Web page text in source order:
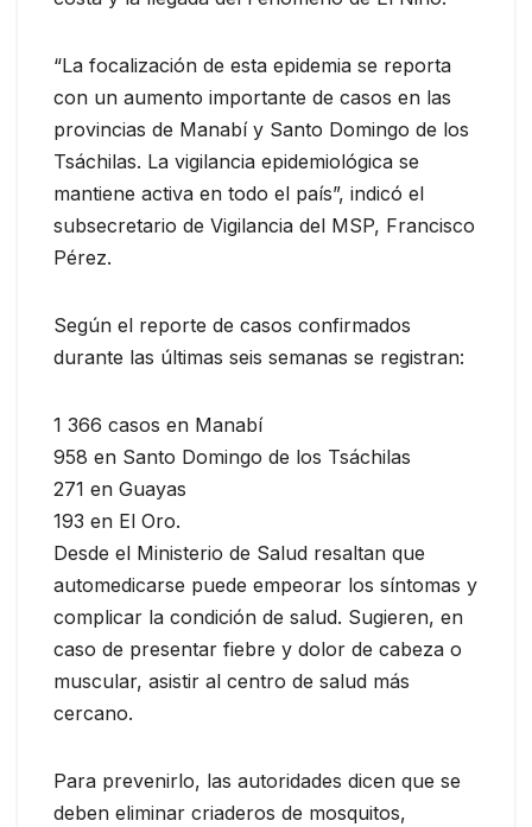
“La focalización de esta epidemia se reporta
con un aumento importante de casos en las
provincias de Manabí y Santo Domingo de los
Tsáchilas. La vigilancia epidemiológica se
mantiene activa en todo el país”, indicó el
subsecretario de Vigilancia del MSP, Francisco
Pérez.
Según el reporte de casos confirmados
durante las últimas seis semanas se registran:
1 366 casos en Manabí
958 en Santo Domingo de los Tsáchilas
271 en Guayas
193 en El Oro.
Desde el Ministerio de Salud resaltan que
automedicarse puede empeorar los síntomas y
complicar la condición de salud. Sugieren, en
caso de presentar fiebre y dolor de cabeza o
muscular, asistir al centro de salud más
cercano.
Para prevenirlo, las autoridades dicen que se
deben eliminar criaderos de mosquitos,